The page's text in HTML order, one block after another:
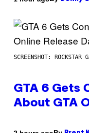
SCREENSHOT: ROCKSTAR
GTA 6 Gets
About GTA